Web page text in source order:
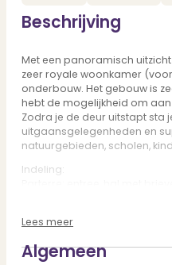
Beschrijving
Met een panoramisch
zeer royale woonkamer
onderbouw. Het gebouw is
hebt de mogelijkheid om
Zodra je de deur uitstapt sta
uitgaansgelegenheden en
natuurgebieden, scholen,
Indeling:
achterzijde, 2e slaapkamer
Bijzonderheden:
Lees meer
Algemeen